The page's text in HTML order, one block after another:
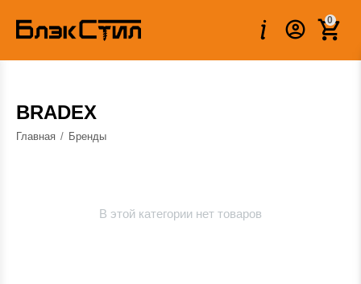
0
BRADEX
Главная / Бренды
В этой категории нет товаров